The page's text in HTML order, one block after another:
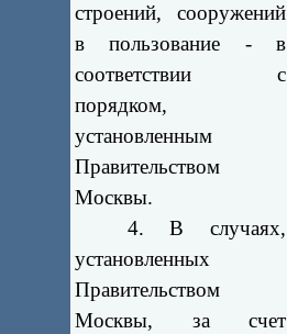
строений, сооружений
в пользование - в
соответствии с
порядком,
установленным
Правительством
Москвы.
4. В случаях,
установленных
Правительством
Москвы, за счет